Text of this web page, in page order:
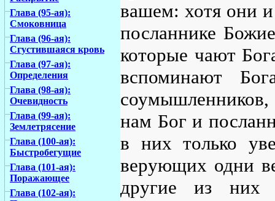
Глава (95-ая):
Смоковница
Глава (96-ая):
Сгустившаяся кровь
Глава (97-ая):
Определения
Глава (98-ая):
Очевидность
Глава (99-ая):
Землетрясение
Глава (100-ая):
Быстробегущие
Глава (101-ая):
Поражающее
Глава (102-ая):
вашем: хотя они
посланнике
которые чают
вспоминают
нам Бог и
в них только
верующих одни
другие из них